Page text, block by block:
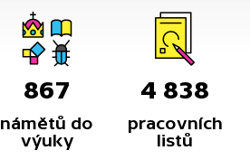
867
námětů do
výuky
4 838
pracovních
listů